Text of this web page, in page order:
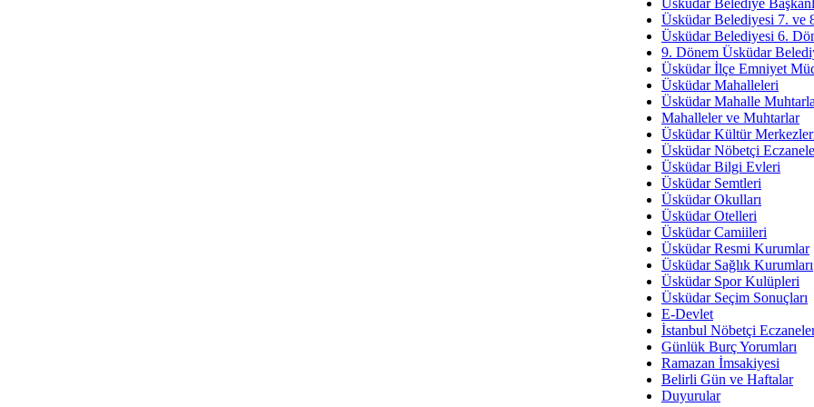
İmar Sorunlarının Genel
Arakan
Bayramın
Ruhsal
Üsküdar
Üsküdar Belediye
Üsküdar Belediyesi 7. ve
Üsküdar Belediyesi 6.
9. Dönem Üsküdar
Üsküdar İlçe Emniyet
Üsküdar Mahalleleri
Üsküdar Mahalle
Mahalleler ve Muhtarlar
Üsküdar Kültür
Üsküdar Nöbetçi
Üsküdar Bilgi Evleri
Üsküdar Semtleri
Üsküdar Okulları
Üsküdar Otelleri
Üsküdar Camiileri
Üsküdar Resmi Kurumlar
Üsküdar Sağlık Kurumları
Üsküdar Spor Kulüpleri
Üsküdar Seçim Sonuçları
E-Devlet
İstanbul Nöbetçi
Günlük Burç Yorumları
Ramazan İmsakiyesi
Belirli Gün ve Haftalar
Duyurular